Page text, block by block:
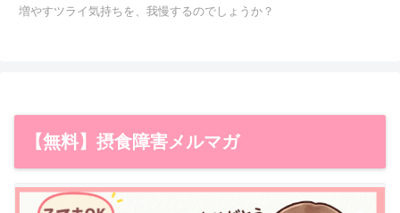
増やすツライ気持ちを、我慢するのでしょうか？
【無料】摂食障害メルマガ